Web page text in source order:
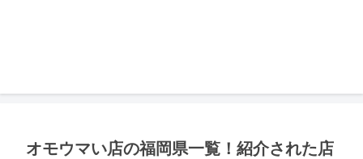
オモウマい店の福岡県一覧！紹介された店